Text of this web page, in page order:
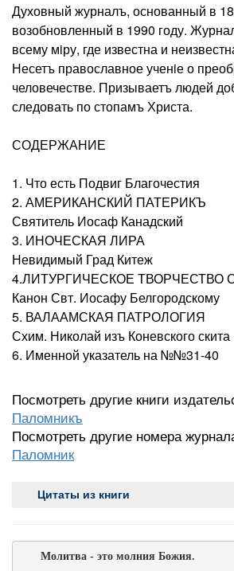
Духовный журналъ, основанный в
возобновленный в 1990 году.
всему мiру, где известна и
Несетъ православное ученiе о
человечестве. Призываетъ людей
следовать по стопамъ Христа.
СОДЕРЖАНИЕ
1. Что есть Подвиг Благочестия
2. АМЕРИКАНСКИЙ ПАТЕРИКЪ
Святитель Иосаф Канадский
3. ИНОЧЕСКАЯ ЛИРА
Невидимый Град Китеж
4.ЛИТУРГИЧЕСКОЕ ТВОРЧЕСТВО
Канон Свт. Иосафу Белгородскому
5. ВАЛААМСКАЯ ПАТРОЛОГИЯ
Схим. Николай изъ Коневского скита
6. Именной указатель на №№31-40
Посмотреть другие книги
Паломникъ
Посмотреть другие номера
Паломник
Цитаты из книги
Молитва - это молния Божия.